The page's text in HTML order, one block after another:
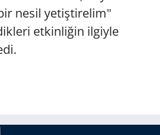
nesil yetiştirelim"
etkinliğin ilgiyle